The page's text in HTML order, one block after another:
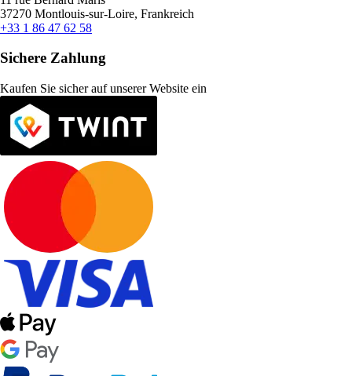
37270 Montlouis-sur-Loire, Frankreich
+33 1 86 47 62 58
Sichere Zahlung
Kaufen Sie sicher auf unserer Website ein